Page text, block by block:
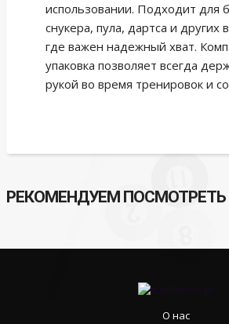
использовании. Подходит для
снукера, пула, дартса и других
где важен надежный хват.
упаковка позволяет всегда
рукой во время тренировок и
РЕКОМЕНДУЕМ ПОСМОТРЕТЬ
О нас